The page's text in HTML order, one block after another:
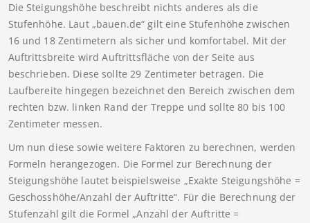
Die Steigungshöhe beschreibt nichts anderes als die
Stufenhöhe. Laut „bauen.de“ gilt eine Stufenhöhe zwischen
16 und 18 Zentimetern als sicher und komfortabel. Mit der
Auftrittsbreite wird Auftrittsfläche von der Seite aus
beschrieben. Diese sollte 29 Zentimeter betragen. Die
Laufbereite hingegen bezeichnet den Bereich zwischen dem
rechten bzw. linken Rand der Treppe und sollte 80 bis 100
Zentimeter messen.
Um nun diese sowie weitere Faktoren zu berechnen, werden
Formeln herangezogen. Die Formel zur Berechnung der
Steigungshöhe lautet beispielsweise „Exakte Steigungshöhe =
Geschosshöhe/Anzahl der Auftritte“. Für die Berechnung der
Stufenzahl gilt die Formel „Anzahl der Auftritte =